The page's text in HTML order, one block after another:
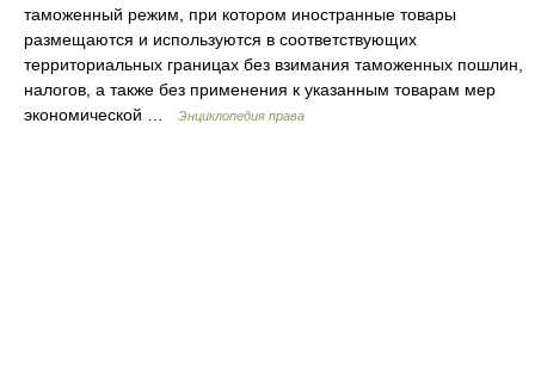
таможенный режим, при котором иностранные товары
размещаются и используются в соответствующих
территориальных границах без взимания таможенных пошлин,
налогов, а также без применения к указанным товарам мер
экономической …
Энциклопедия права